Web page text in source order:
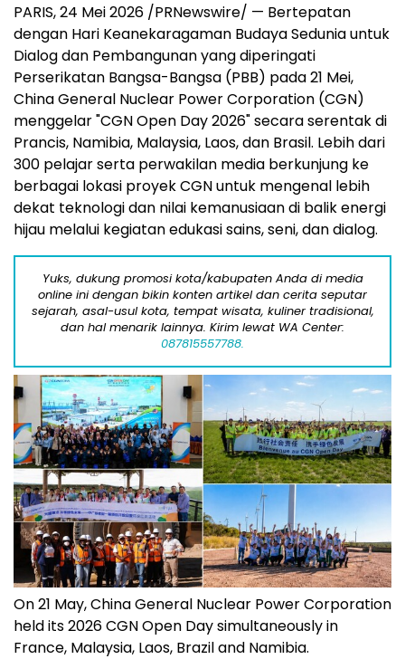
PARIS, 24 Mei 2026 /PRNewswire/ — Bertepatan
dengan Hari Keanekaragaman Budaya Sedunia untuk
Dialog dan Pembangunan yang diperingati
Perserikatan Bangsa-Bangsa (PBB) pada 21 Mei,
China General Nuclear Power Corporation (CGN)
menggelar "CGN Open Day 2026" secara serentak di
Prancis, Namibia, Malaysia, Laos, dan Brasil. Lebih dari
300 pelajar serta perwakilan media berkunjung ke
berbagai lokasi proyek CGN untuk mengenal lebih
dekat teknologi dan nilai kemanusiaan di balik energi
hijau melalui kegiatan edukasi sains, seni, dan dialog.
Yuks, dukung promosi kota/kabupaten Anda di media
online ini dengan bikin konten artikel dan cerita seputar
sejarah, asal-usul kota, tempat wisata, kuliner tradisional,
dan hal menarik lainnya. Kirim lewat WA Center:
087815557788.
On 21 May, China General Nuclear Power Corporation
held its 2026 CGN Open Day simultaneously in
France, Malaysia, Laos, Brazil and Namibia.